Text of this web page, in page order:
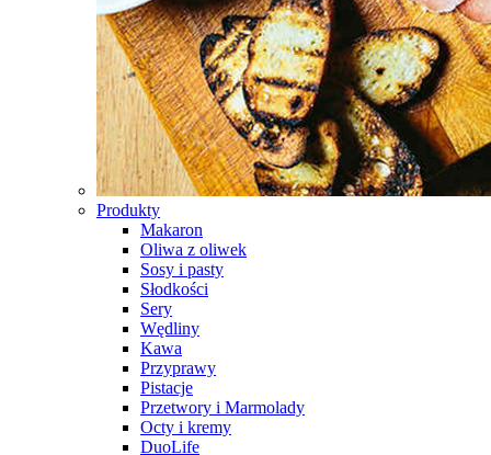
Produkty
Makaron
Oliwa z oliwek
Sosy i pasty
Słodkości
Sery
Wędliny
Kawa
Przyprawy
Pistacje
Przetwory i Marmolady
Octy i kremy
DuoLife